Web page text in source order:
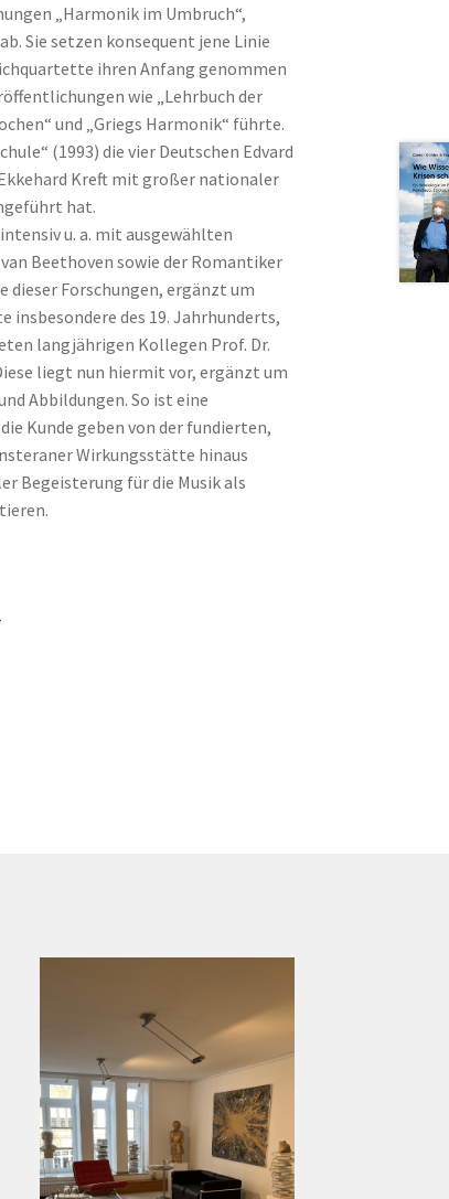
„Harmonik im Umbruch“,
Sie setzen konsequent jene Linie
ihren Anfang genommen
wie „Lehrbuch der
und „Griegs Harmonik“ führte.
(1993) die vier Deutschen Edvard
Ekkehard Kreft mit großer nationaler
hat.
u. a. mit ausgewählten
Beethoven sowie der Romantiker
dieser Forschungen, ergänzt um
insbesondere des 19. Jahrhunderts,
langjährigen Kollegen Prof. Dr.
liegt nun hiermit vor, ergänzt um
Abbildungen. So ist eine
Kunde geben von der fundierten,
Wirkungsstätte hinaus
Begeisterung für die Musik als